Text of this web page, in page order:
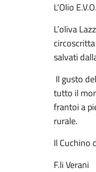
L'Olio
L’oliva
salvati
Il gusto
tutto il
frantoi a
rurale.
Il Cuchino
F.li Verani